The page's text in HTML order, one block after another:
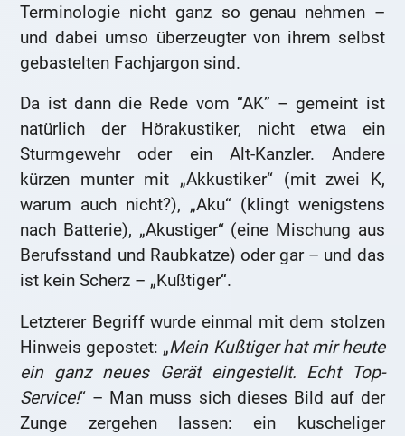
Terminologie nicht ganz so genau nehmen –
und dabei umso überzeugter von ihrem selbst
gebastelten Fachjargon sind.
Da ist dann die Rede vom “AK” – gemeint ist
natürlich der Hörakustiker, nicht etwa ein
Sturmgewehr oder ein Alt-Kanzler. Andere
kürzen munter mit „Akkustiker“ (mit zwei K,
warum auch nicht?), „Aku“ (klingt wenigstens
nach Batterie), „Akustiger“ (eine Mischung aus
Berufsstand und Raubkatze) oder gar – und das
ist kein Scherz – „Kußtiger“.
Letzterer Begriff wurde einmal mit dem stolzen
Hinweis gepostet: „Mein Kußtiger hat mir heute
ein ganz neues Gerät eingestellt. Echt Top-
Service!“ – Man muss sich dieses Bild auf der
Zunge zergehen lassen: ein kuscheliger